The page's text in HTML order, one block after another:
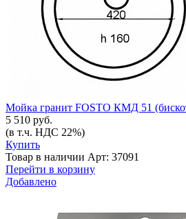
Мойка гранит FOSTO КМД 51
5 510 руб.
(в т.ч. НДС 22%)
Купить
Товар в наличии Арт: 37091
Перейти в корзину
Добавлено